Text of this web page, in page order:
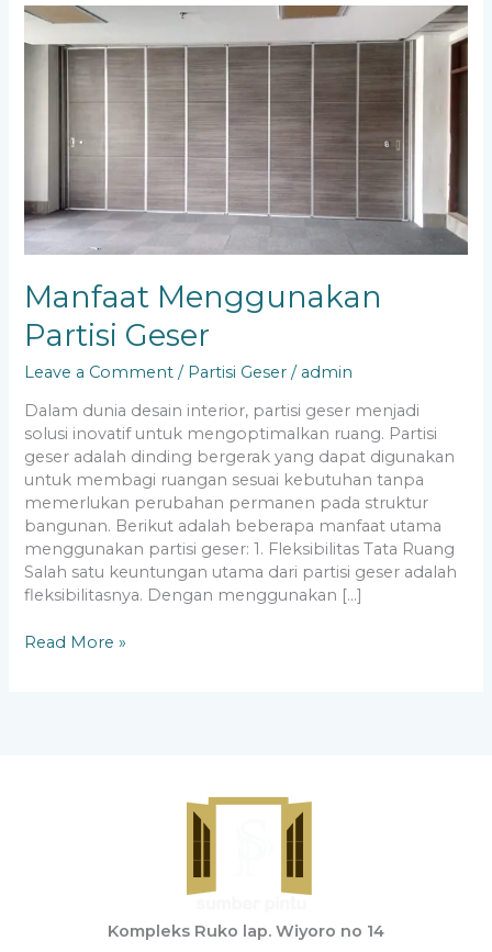
Manfaat Menggunakan
Partisi Geser
Leave a Comment / Partisi Geser / admin
Dalam dunia desain interior, partisi geser menjadi
solusi inovatif untuk mengoptimalkan ruang. Partisi
geser adalah dinding bergerak yang dapat digunakan
untuk membagi ruangan sesuai kebutuhan tanpa
memerlukan perubahan permanen pada struktur
bangunan. Berikut adalah beberapa manfaat utama
menggunakan partisi geser: 1. Fleksibilitas Tata Ruang
Salah satu keuntungan utama dari partisi geser adalah
fleksibilitasnya. Dengan menggunakan […]
Manfaat
Menggunakan
Partisi
Read More »
Kompleks Ruko lap. Wiyoro no 14